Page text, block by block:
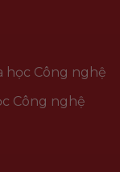
học Công nghệ
Công nghệ